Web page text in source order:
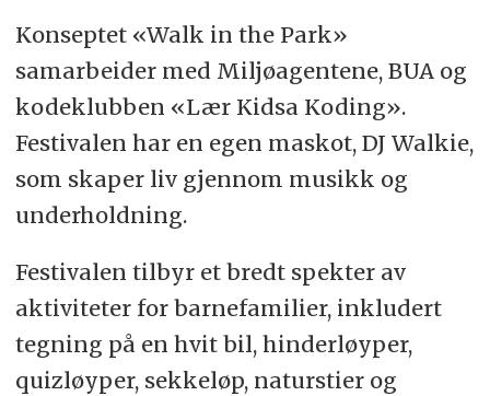
Konseptet «Walk in the Park»
samarbeider med Miljøagentene, BUA og
kodeklubben «Lær Kidsa Koding».
Festivalen har en egen maskot, DJ Walkie,
som skaper liv gjennom musikk og
underholdning.
Festivalen tilbyr et bredt spekter av
aktiviteter for barnefamilier, inkludert
tegning på en hvit bil, hinderløyper,
quizløyper, sekkeløp, naturstier og